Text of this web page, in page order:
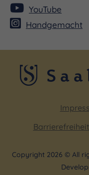
YouTube
Handgemacht
Copyright 2026 © All